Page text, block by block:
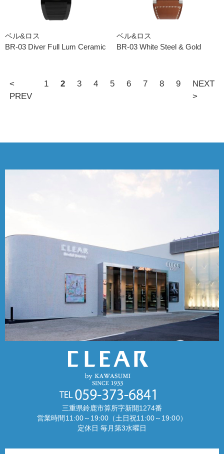
ベル&ロス
BR-03 Diver Full Lum Ceramic
ベル&ロス
BR-03 White Steel & Gold
<
PREV
1 2 3 4 5 6 7 8 9
NEXT
>
三重県鈴鹿市算所字新開1274番
営業時間11:00～19:00（土日祝11:00～19:00）
定休日 毎月第3水曜日